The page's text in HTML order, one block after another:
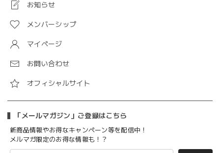
お知らせ
メンバーシップ
マイページ
お問い合わせ
オフィシャルサイト
「メールマガジン」ご登録はこちら
新商品情報やお得なキャンペーン等を配信中！
メルマガ限定のお得な情報も！？